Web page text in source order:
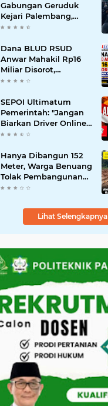
Gabungan Geruduk
Kejari Palembang,
Desak Pengusutan
Tebang Pilih
Dana BLUD RSUD
Anwar Mahakil Rp16
Miliar Disorot,
Pengawasan APIP,
Bergerak Optimal
SEPOI Ultimatum
Pemerintah: "Jangan
Biarkan Driver Online
Terus Menjadi Korban
Hanya Dibangun 152
Meter, Warga Benuang
Tolak Pembangunan
Jalan Talang Kampai
Lihat Selengkapnya